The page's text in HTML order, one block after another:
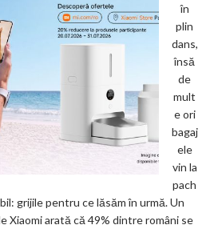
în
plin
dans,
însă
de
mult
e ori
bagaj
ele
vin la
pach
grijile pentru ce lăsăm în urmă. Un
Xiaomi arată că 49% dintre români se